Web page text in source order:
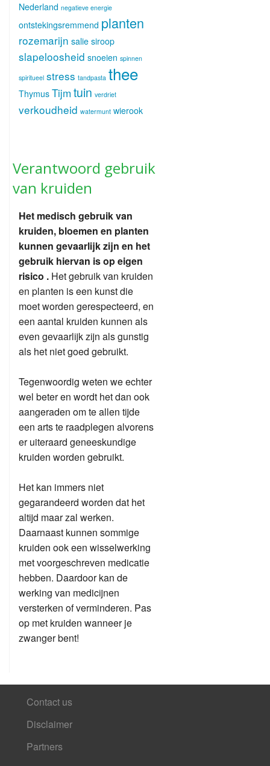
Nederland negatieve energie
ontstekingsremmend planten
rozemarijn salie siroop
slapeloosheid snoeien spinnen
spiritueel stress tandpasta thee
Thymus Tijm tuin verdriet
verkoudheid watermunt wierook
Verantwoord gebruik
van kruiden
Het medisch gebruik van
kruiden, bloemen en planten
kunnen gevaarlijk zijn en het
gebruik hiervan is op eigen
risico . Het gebruik van kruiden
en planten is een kunst die
moet worden gerespecteerd, en
een aantal kruiden kunnen als
even gevaarlijk zijn als gunstig
als het niet goed gebruikt.
Tegenwoordig weten we echter
wel beter en wordt het dan ook
aangeraden om te allen tijde
een arts te raadplegen alvorens
er uiteraard geneeskundige
kruiden worden gebruikt.
Het kan immers niet
gegarandeerd worden dat het
altijd maar zal werken.
Daarnaast kunnen sommige
kruiden ook een wisselwerking
met voorgeschreven medicatie
hebben. Daardoor kan de
werking van medicijnen
versterken of verminderen. Pas
op met kruiden wanneer je
zwanger bent!
Contact us
Disclaimer
Partners